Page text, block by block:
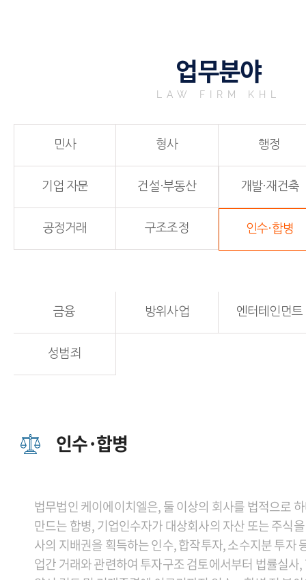
업무분야
LAW FIRM KHL
민사 형사 행정
기업 자문 건설·부동산 개발·재건축
공정거래 구조조정 인수·합병
금융 방위사업 엔터테인먼트
성범죄
인수·합병
법무법인 케이에이치엘은, 둘 이상의 회사를 법적으로
만드는 합병, 기업인수자가 대상회사의 자산 또는 주식
사의 지배권을 획득하는 인수, 합작투자, 소수지분 투자
업간 거래와 관련하여 투자구조 검토에서부터 법률실사,